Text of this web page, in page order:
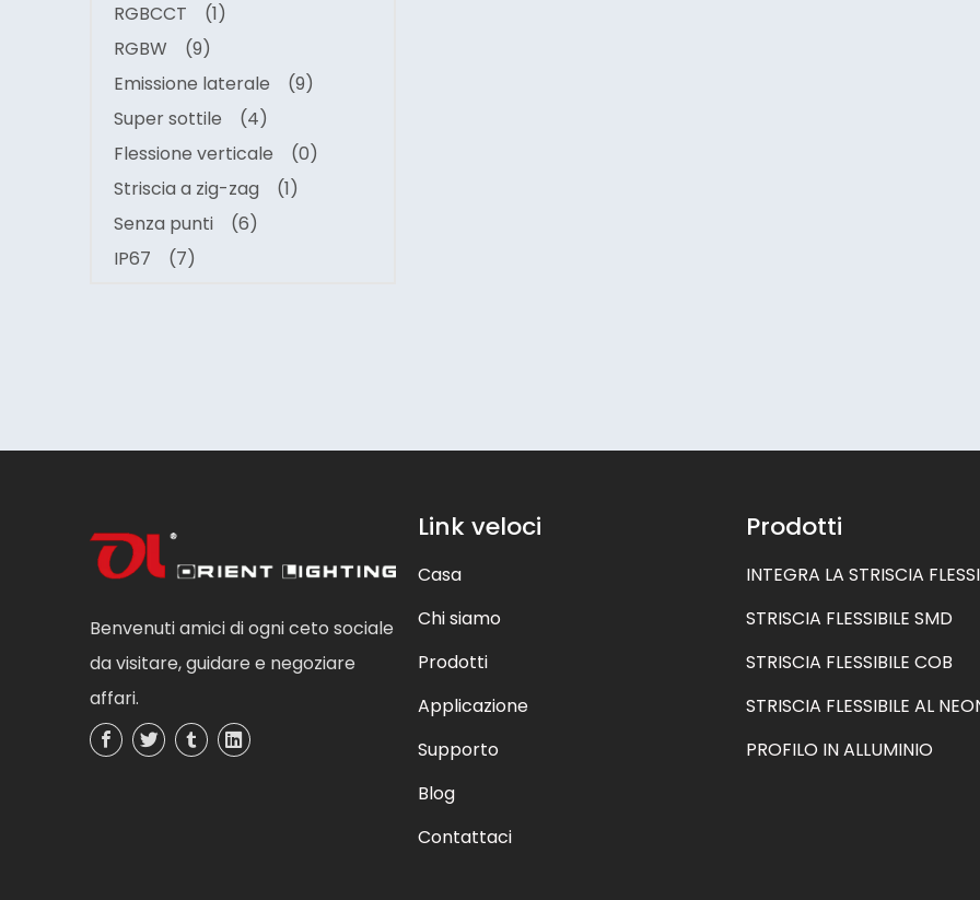
RGBCCT
(1)
RGBW
(9)
Emissione laterale
(9)
Super sottile
(4)
Flessione verticale
(0)
Striscia a zig-zag
(1)
Senza punti
(6)
IP67
(7)
Benvenuti amici di ogni ceto sociale
da visitare, guidare e negoziare
affari.
Link veloci
Casa
Chi siamo
Prodotti
Applicazione
Supporto
Blog
Contattaci
Prodotti
INTEGRA LA STRISCIA
STRISCIA FLESSIBILE SMD
STRISCIA FLESSIBILE COB
STRISCIA FLESSIBILE AL
PROFILO IN ALLUMINIO